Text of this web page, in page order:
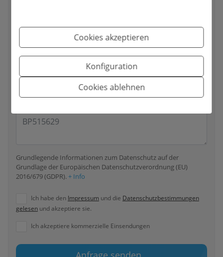
Ihre Telefonnummer*
Grundlegende Informationen zum Datenschutz auf der
Grundlage der Europäischen Datenschutzverordnung (EU)
2016/679 (GDPR). + Info
Ich habe den Impressum und die Datenschutzbestimmungen
gelesen und akzeptiere sie.
Ich akzeptiere kommerzielle Einsendungen
Cookies akzeptieren
Konfiguration
Cookies ablehnen